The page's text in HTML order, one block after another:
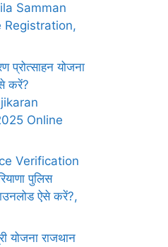
Samman
Registration,
प्रोत्साहन योजना
करें?
Online
Verification
पुलिस
ऐसे करें?,
योजना राजथान